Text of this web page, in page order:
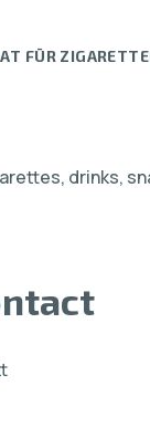
FÜR
drinks,